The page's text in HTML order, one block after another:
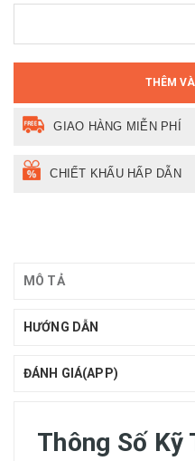
THÊM
GIAO HÀNG MIỄN PHÍ
CHIẾT KHẤU HẤP DẪN
MÔ TẢ
HƯỚNG DẪN
ĐÁNH GIÁ(APP)
Thông Số Kỹ